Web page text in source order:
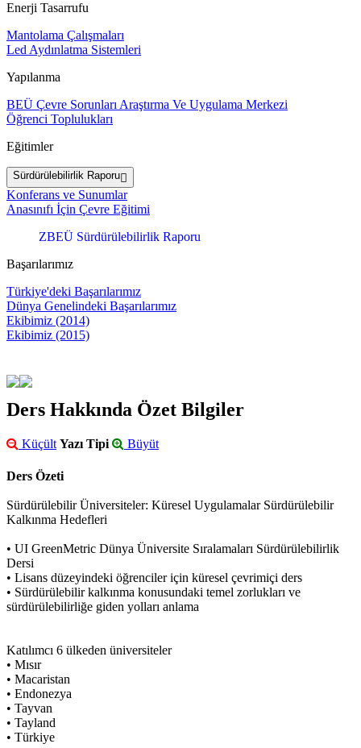
Enerji Tasarrufu
Mantolama Çalışmaları
Led Aydınlatma Sistemleri
Yapılanma
BEÜ Çevre Sorunları Araştırma Ve Uygulama Merkezi
Öğrenci Toplulukları
Eğitimler
Sürdürülebilirlik Raporu
Konferans ve Sunumlar
Anasınıfı İçin Çevre Eğitimi
ZBEÜ Sürdürülebilirlik Raporu
Başarılarımız
Türkiye'deki Başarılarımız
Dünya Genelindeki Başarılarımız
Ekibimiz (2014)
Ekibimiz (2015)
Ders Hakkında Özet Bilgiler
Küçült Yazı Tipi Büyüt
Ders Özeti
Sürdürülebilir Üniversiteler: Küresel Uygulamalar Sürdürülebilir
Kalkınma Hedefleri
• UI GreenMetric Dünya Üniversite Sıralamaları Sürdürülebilirlik
Dersi
• Lisans düzeyindeki öğrenciler için küresel çevrimiçi ders
• Sürdürülebilir kalkınma konusundaki temel zorlukları ve
sürdürülebilirliğe giden yolları anlama
Katılımcı 6 ülkeden üniversiteler
• Mısır
• Macaristan
• Endonezya
• Tayvan
• Tayland
• Türkiye